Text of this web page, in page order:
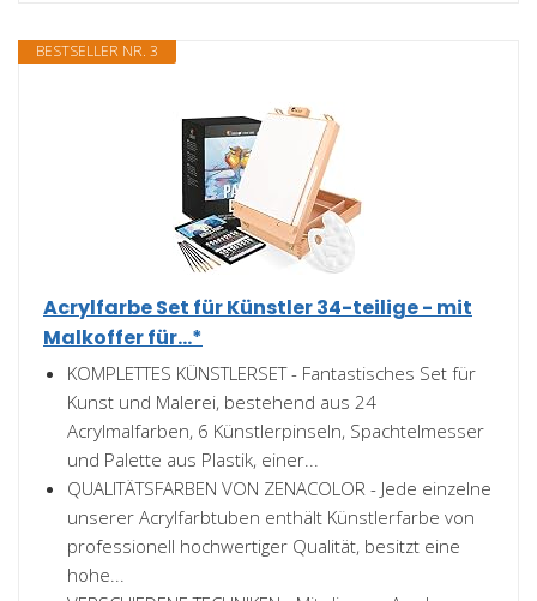
BESTSELLER NR. 3
Acrylfarbe Set für Künstler 34-teilige - mit
Malkoffer für...*
KOMPLETTES KÜNSTLERSET - Fantastisches Set für
Kunst und Malerei, bestehend aus 24
Acrylmalfarben, 6 Künstlerpinseln, Spachtelmesser
und Palette aus Plastik, einer...
QUALITÄTSFARBEN VON ZENACOLOR - Jede einzelne
unserer Acrylfarbtuben enthält Künstlerfarbe von
professionell hochwertiger Qualität, besitzt eine
hohe...